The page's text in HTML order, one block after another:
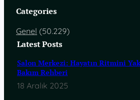
Categories
Genel (50.229)
Latest Posts
Salon Merkezi: Hayatın Ritmini
Bakım Rehberi
18 Aralık 2025